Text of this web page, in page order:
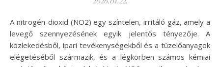
A nitrogén-dioxid (NO2) egy színtelen, irritáló gáz, amely a
levegő szennyezésének egyik jelentős tényezője. A
közlekedésből, ipari tevékenységekből és a tüzelőanyagok
elégetéséből származik, és a légkörben számos kémiai